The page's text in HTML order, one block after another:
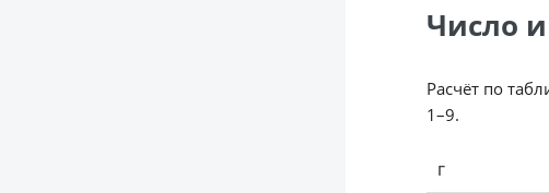
Число
Расчёт по
1–9.
Г